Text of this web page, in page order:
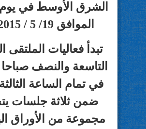
الشرق الأوسط في يوم
الموافق 19/ 5 / 2015م .
تبدأ فعاليات الملتقى
التاسعة والنصف
في تمام الساعة
ضمن ثلاثة جلسات
مجموعة من الأوراق